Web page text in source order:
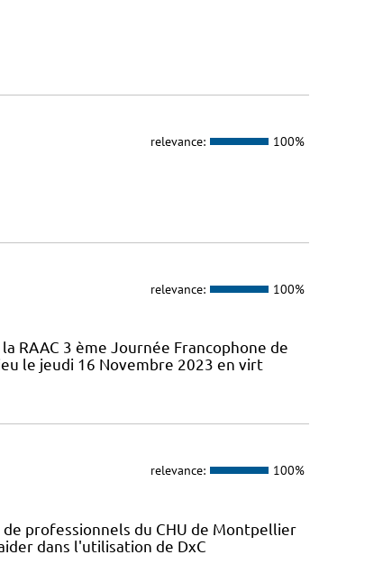
relevance: 100%
relevance: 100%
RAAC 3 ème Journée Francophone de
le jeudi 16 Novembre 2023 en virt
relevance: 100%
professionnels du CHU de Montpellier
dans l'utilisation de DxC